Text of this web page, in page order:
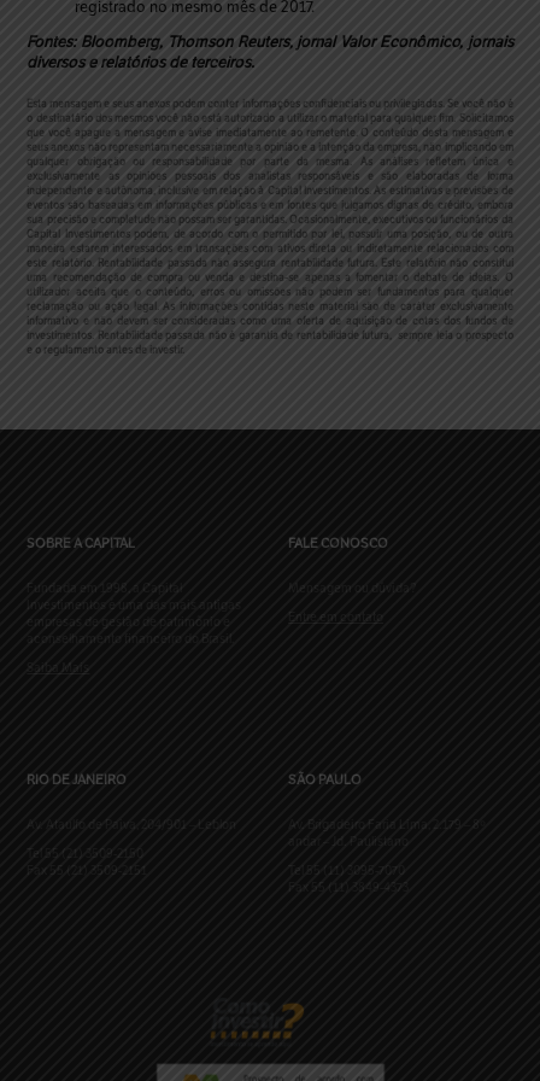
registrado no mesmo mês de 2017.
Fontes: Bloomberg, Thomson Reuters, jornal Valor Econômico, jornais
diversos e relatórios de terceiros.
Esta mensagem e seus anexos podem conter informações confidenciais ou privilegiadas. Se você não é
o destinatário dos mesmos você não está autorizado a utilizar o material para qualquer fim. Solicitamos
que você apague a mensagem e avise imediatamente ao remetente. O conteúdo desta mensagem e
seus anexos não representam necessariamente a opinião e a intenção da empresa, não implicando em
qualquer obrigação ou responsabilidade por parte da mesma.
As análises refletem única e
exclusivamente as opiniões pessoais dos analistas responsáveis e são elaboradas de forma
independente e autônoma, inclusive em relação à Capital Investimentos. As estimativas e previsões de
eventos são baseadas em informações públicas e em fontes que julgamos dignas de crédito, embora
sua precisão e completude não possam ser garantidas. Ocasionalmente, executivos ou funcionários da
Capital Investimentos podem, de acordo com o permitido por lei, possuir uma posição, ou de outra
maneira estarem interessados em transações com ativos direta ou indiretamente relacionados com
este relatório. Rentabilidade passada não assegura rentabilidade futura. Este relatório não constitui
uma recomendação de compra ou venda e destina-se apenas a fomentar o debate de ideias. O
utilizador aceita que o conteúdo, erros ou omissões não podem ser fundamentos para qualquer
reclamação ou ação legal.As informações contidas neste material são de caráter exclusivamente
informativo e não devem ser consideradas como uma oferta de aquisição de cotas dos fundos de
investimentos. Rentabilidade passada não é garantia de rentabilidade futura, sempre leia o prospecto
e o regulamento antes de investir.
SOBRE A CAPITAL
Fundada em 1998, a Capital
Investimentos é uma das mais antigas
empresas de gestão de patrimônio e
aconselhamento financeiro do Brasil.
Saiba Mais
FALE CONOSCO
Mensagem ou dúvida?
Entre em contato
RIO DE JANEIRO
Av. Ataulfo de Paiva, 204/901 – Leblon
Tel 55 (21) 3509-2150
Fax 55 (21) 3509-2151
SÃO PAULO
Av. Brigadeiro Faria Lima, 2.179 – 8º
andar – Jd. Paulistano
Tel 55 (11) 3095-7070
Fax 55 (11) 3849-4373